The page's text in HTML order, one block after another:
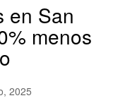
en San
menos
2025